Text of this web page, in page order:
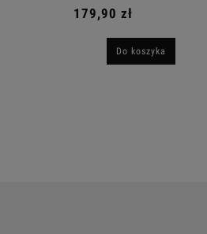
179,90 zł
Do koszyka